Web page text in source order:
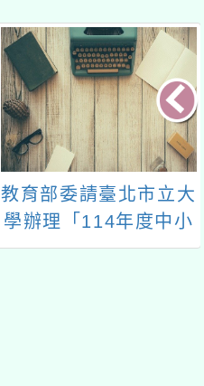
教育部委請臺北市立大
學辦理「114年度中小
學教師專業學習社群召